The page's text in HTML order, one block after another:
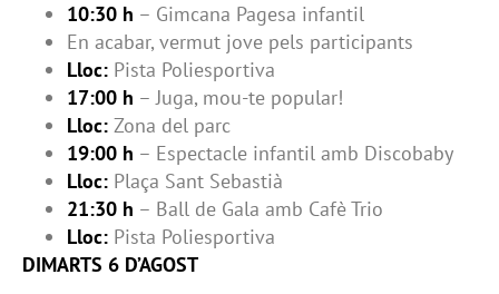
10:30 h – Gimcana Pagesa infantil
En acabar, vermut jove pels participants
Lloc: Pista Poliesportiva
17:00 h – Juga, mou-te popular!
Lloc: Zona del parc
19:00 h – Espectacle infantil amb Discobaby
Lloc: Plaça Sant Sebastià
21:30 h – Ball de Gala amb Cafè Trio
Lloc: Pista Poliesportiva
DIMARTS 6 D’AGOST